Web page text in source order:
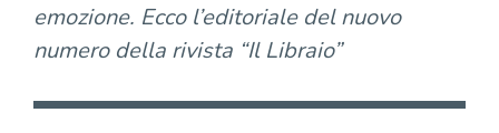
emozione. Ecco l’editoriale del nuovo
numero della rivista “Il Libraio”